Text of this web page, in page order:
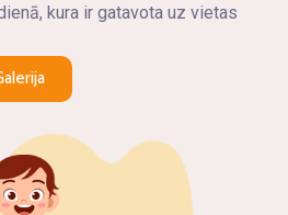
kura ir gatavota uz vietas